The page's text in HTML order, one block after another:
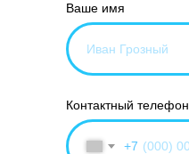
Ваше имя
Контактный телефон
+7